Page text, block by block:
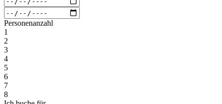
Personenanzahl
1
2
3
4
5
6
7
8